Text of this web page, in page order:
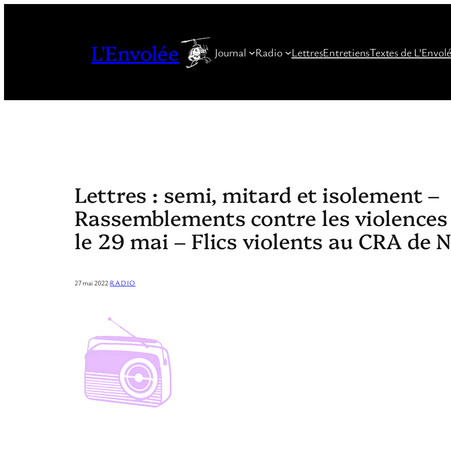
L'Envolée Journal Radio LettresEntretiensTextes de
Lettres : semi, mitard et isolement –
Rassemblements contre les
le 29 mai – Flics violents au CRA de
27 mai 2022·RADIO